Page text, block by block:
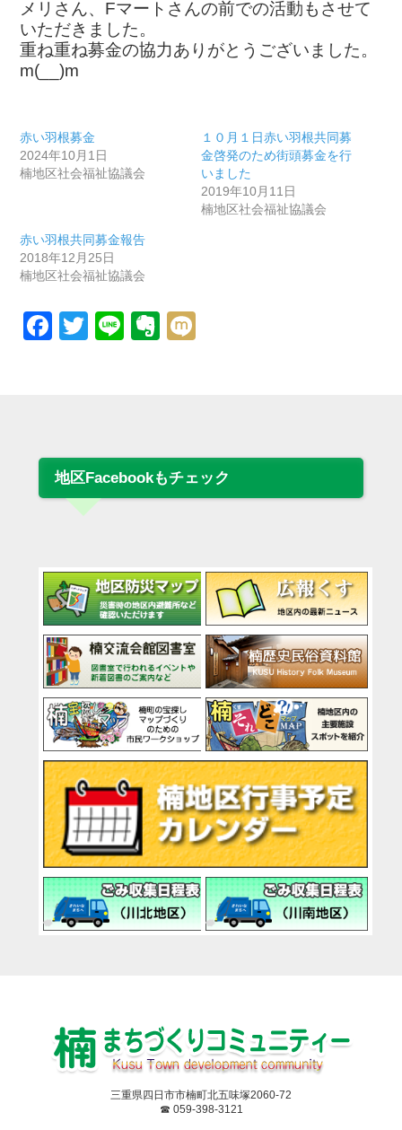
メリさん、Fマートさんの前での活動もさせて
いただきました。
重ね重ね募金の協力ありがとうございました。
m(__)m
赤い羽根募金
2024年10月1日
楠地区社会福祉協議会
１０月１日赤い羽根共同募
金啓発のため街頭募金を行
いました
2019年10月11日
楠地区社会福祉協議会
赤い羽根共同募金報告
2018年12月25日
楠地区社会福祉協議会
Facebook
Twitter
LineEvernote
地区Facebookもチェック
三重県四日市市楠町北五味塚2060-72
☎ 059-398-3121